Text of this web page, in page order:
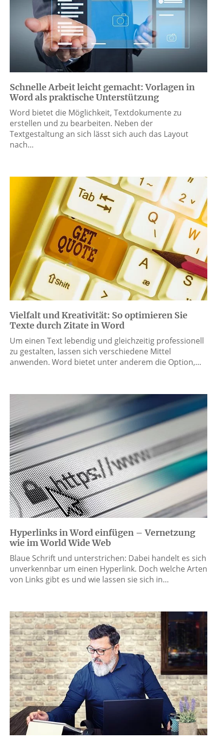
Schnelle Arbeit leicht gemacht: Vorlagen in
Word als praktische Unterstützung
Word bietet die Möglichkeit, Textdokumente zu
erstellen und zu bearbeiten. Neben der
Textgestaltung an sich lässt sich auch das Layout
nach…
Vielfalt und Kreativität: So optimieren Sie
Texte durch Zitate in Word
Um einen Text lebendig und gleichzeitig professionell
zu gestalten, lassen sich verschiedene Mittel
anwenden. Word bietet unter anderem die Option,…
Hyperlinks in Word einfügen – Vernetzung
wie im World Wide Web
Blaue Schrift und unterstrichen: Dabei handelt es sich
unverkennbar um einen Hyperlink. Doch welche Arten
von Links gibt es und wie lassen sie sich in…